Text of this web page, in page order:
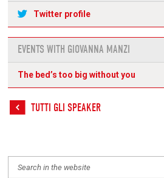
Twitter profile
EVENTS WITH GIOVANNA MANZI
The bed’s too big without you
TUTTI GLI SPEAKER